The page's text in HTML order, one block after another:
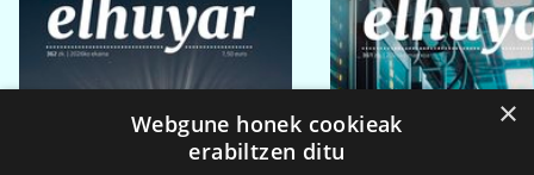
×
Webgune honek cookieak
erabiltzen ditu